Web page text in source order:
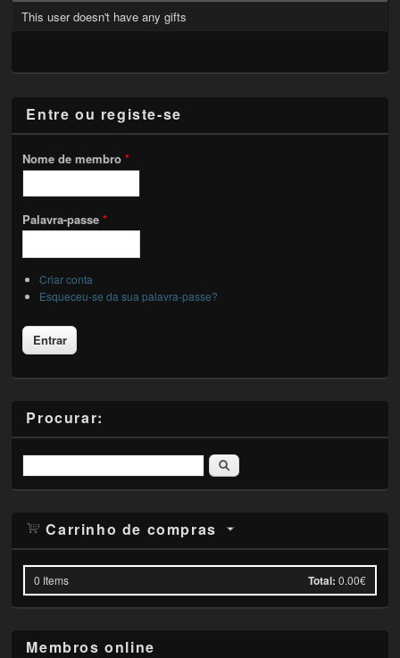
This user doesn't have any gifts
Entre ou registe-se
Nome de membro*
Palavra-passe*
Criar conta
Esqueceu-se da sua palavra-passe?
Procurar:
Pesquisar
Carrinho de compras
0 Items Total: 0.00€
Membros online